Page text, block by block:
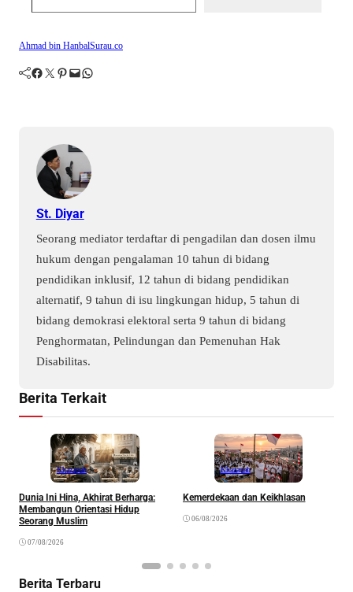
Ahmad bin HanbalSurau.co
Facebook Twitter Pinterest Mail WhatsApp
St. Diyar
Seorang mediator terdaftar di pengadilan dan dosen ilmu
hukum dengan pengalaman 10 tahun di bidang
pendidikan inklusif, 12 tahun di bidang pendidikan
alternatif, 9 tahun di isu lingkungan hidup, 5 tahun di
bidang demokrasi elektoral serta 9 tahun di bidang
Penghormatan, Pelindungan dan Pemenuhan Hak
Disabilitas.
Berita Terkait
Khazanah
Dunia Ini Hina, Akhirat Berharga:
Membangun Orientasi Hidup
Seorang Muslim
07/08/2026
Khazanah
Kemerdekaan dan Keikhlasan
06/08/2026
Berita Terbaru